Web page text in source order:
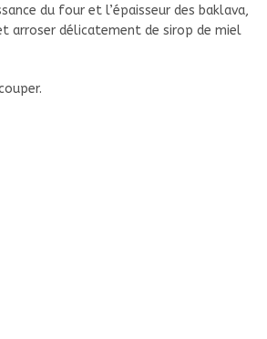
du four et l’épaisseur des baklava,
arroser délicatement de sirop de miel